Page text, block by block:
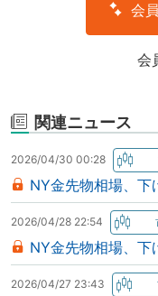
会
会
関連ニュース
2026/04/30 00:28
NY金先物相場、
2026/04/28 22:54
NY金先物相場、
2026/04/27 23:43